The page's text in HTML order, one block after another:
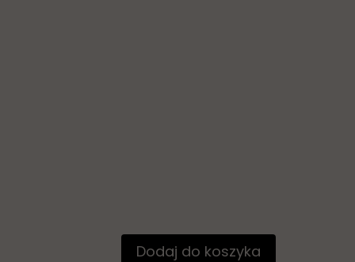
Dodaj do koszyka